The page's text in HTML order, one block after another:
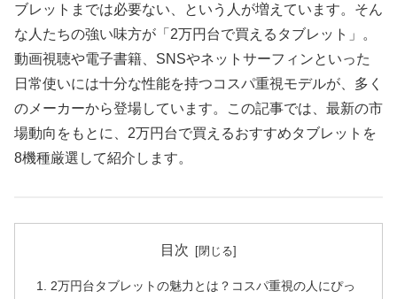
ブレットまでは必要ない、という人が増えています。そん
な人たちの強い味方が「2万円台で買えるタブレット」。
動画視聴や電子書籍、SNSやネットサーフィンといった
日常使いには十分な性能を持つコスパ重視モデルが、多く
のメーカーから登場しています。この記事では、最新の市
場動向をもとに、2万円台で買えるおすすめタブレットを
8機種厳選して紹介します。
目次
2万円台タブレットの魅力とは？コスパ重視の人にぴっ